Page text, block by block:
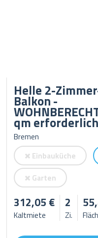
Helle 2-
Balkon -
qm
Bremen
Einbauküche
Garten
312,05 €
Kaltmiete
2
Zi.